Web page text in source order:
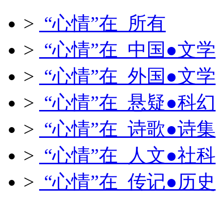
> “心情”在 所有
> “心情”在 中国●文学
> “心情”在 外国●文学
> “心情”在 悬疑●科幻
> “心情”在 诗歌●诗集
> “心情”在 人文●社科
> “心情”在 传记●历史